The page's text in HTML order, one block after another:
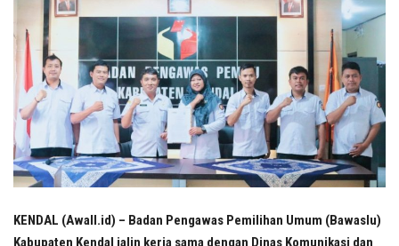
KENDAL (Awall.id) – Badan Pengawas Pemilihan Umum (Bawaslu)
Kabupaten Kendal jalin kerja sama dengan Dinas Komunikasi dan